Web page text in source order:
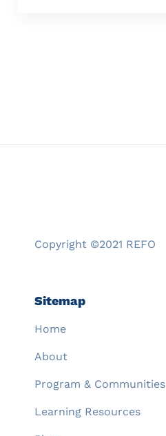
Copyright ©2021 REFO
Sitemap
Home
About
Program & Communities
Learning Resources